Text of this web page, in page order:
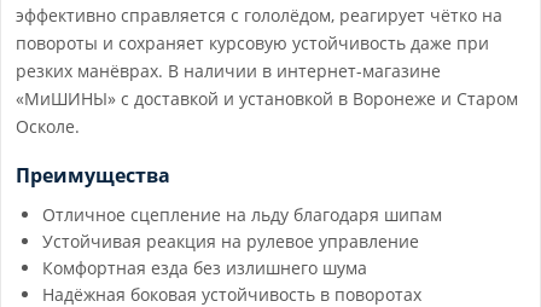
эффективно справляется с гололёдом, реагирует чётко на
повороты и сохраняет курсовую устойчивость даже при
резких манёврах. В наличии в интернет-магазине
«МиШИНЫ» с доставкой и установкой в Воронеже и Старом
Осколе.
Преимущества
Отличное сцепление на льду благодаря шипам
Устойчивая реакция на рулевое управление
Комфортная езда без излишнего шума
Надёжная боковая устойчивость в поворотах